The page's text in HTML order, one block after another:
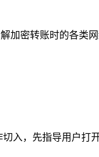
加密转账时的各类
入，先指导用户打